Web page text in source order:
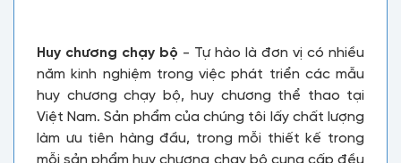
Huy chương chạy bộ - Tự hào là đơn vị có nhiều
năm kinh nghiệm trong việc phát triển các mẫu
huy chương chạy bộ, huy chương thể thao tại
Việt Nam. Sản phẩm của chúng tôi lấy chất lượng
làm ưu tiên hàng đầu, trong mỗi thiết kế trong
mỗi sản phẩm huy chương chạy bộ cung cấp đều